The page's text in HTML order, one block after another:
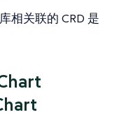
相关联的 CRD 是